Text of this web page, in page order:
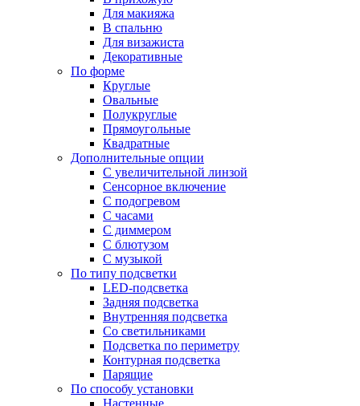
Для макияжа
В спальню
Для визажиста
Декоративные
По форме
Круглые
Овальные
Полукруглые
Прямоугольные
Квадратные
Дополнительные опции
C увеличительной линзой
Сенсорное включение
С подогревом
С часами
С диммером
С блютузом
С музыкой
По типу подсветки
LED-подсветка
Задняя подсветка
Внутренняя подсветка
Со светильниками
Подсветка по периметру
Контурная подсветка
Парящие
По способу установки
Настенные